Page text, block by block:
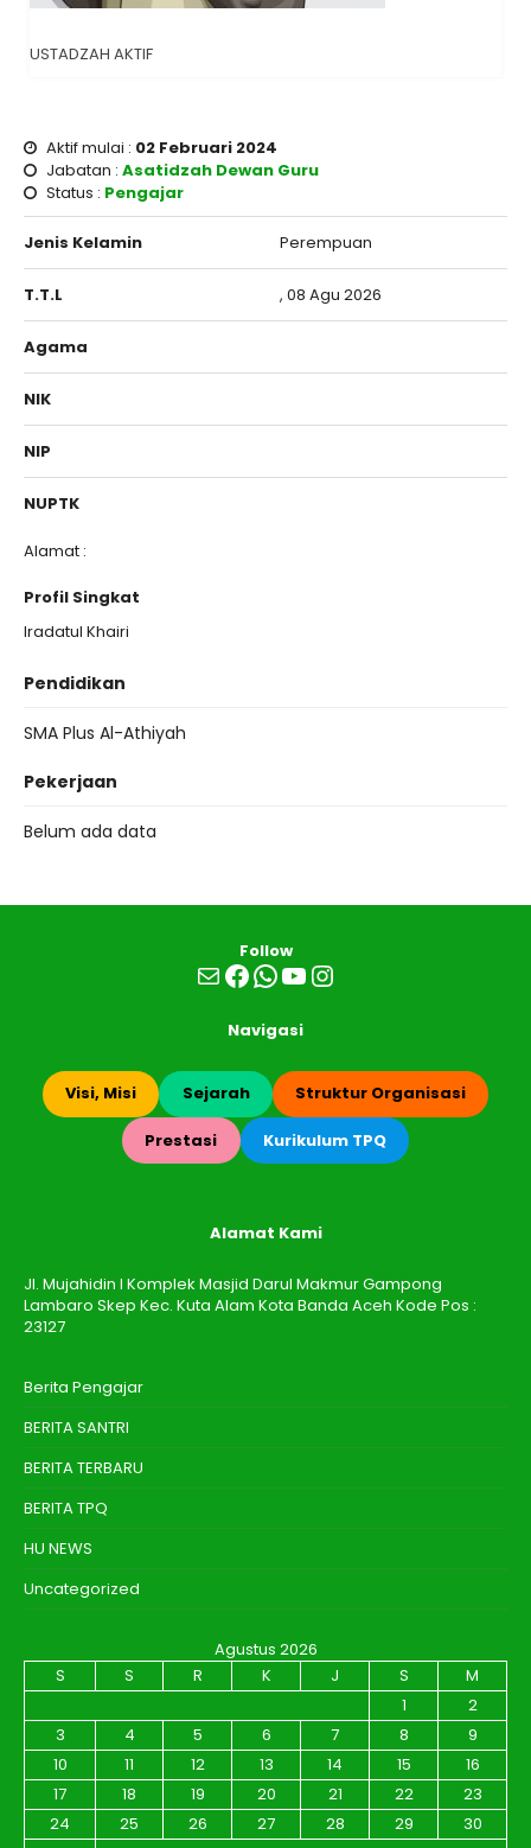
USTADZAH AKTIF
Aktif mulai : 02 Februari 2024
Jabatan : Asatidzah Dewan Guru
Status : Pengajar
Jenis Kelamin Perempuan
T.T.L , 08 Agu 2026
Agama
NIK
NIP
NUPTK
Alamat :
Profil Singkat
Iradatul Khairi
Pendidikan
SMA Plus Al-Athiyah
Pekerjaan
Belum ada data
Follow
MailFacebook
WhatsApp
YouTube
Instagram
Navigasi
Visi, Misi Sejarah Struktur Organisasi
Prestasi Kurikulum TPQ
Alamat Kami
Jl. Mujahidin I Komplek Masjid Darul Makmur Gampong
Lambaro Skep Kec. Kuta Alam Kota Banda Aceh Kode Pos :
23127
Berita Pengajar
BERITA SANTRI
BERITA TERBARU
BERITA TPQ
HU NEWS
Uncategorized
Agustus 2026
S
S R K J S
M
1
2
3
4 5 6 7 8
9
10
11 12 13 14 15
16
17
18 19 20 21 22
23
24
25 26 27 28 29
30